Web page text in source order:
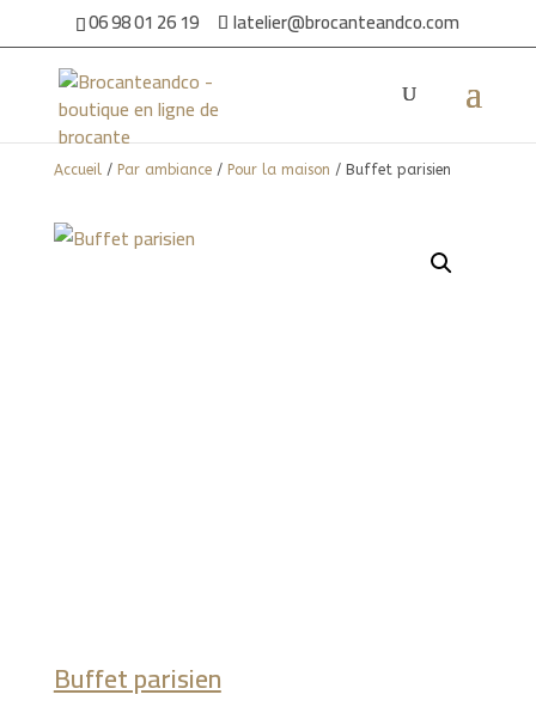
06 98 01 26 19 latelier@brocanteandco.com
Accueil/ Par ambiance/ Pour la maison / Buffet parisien
Buffet parisien